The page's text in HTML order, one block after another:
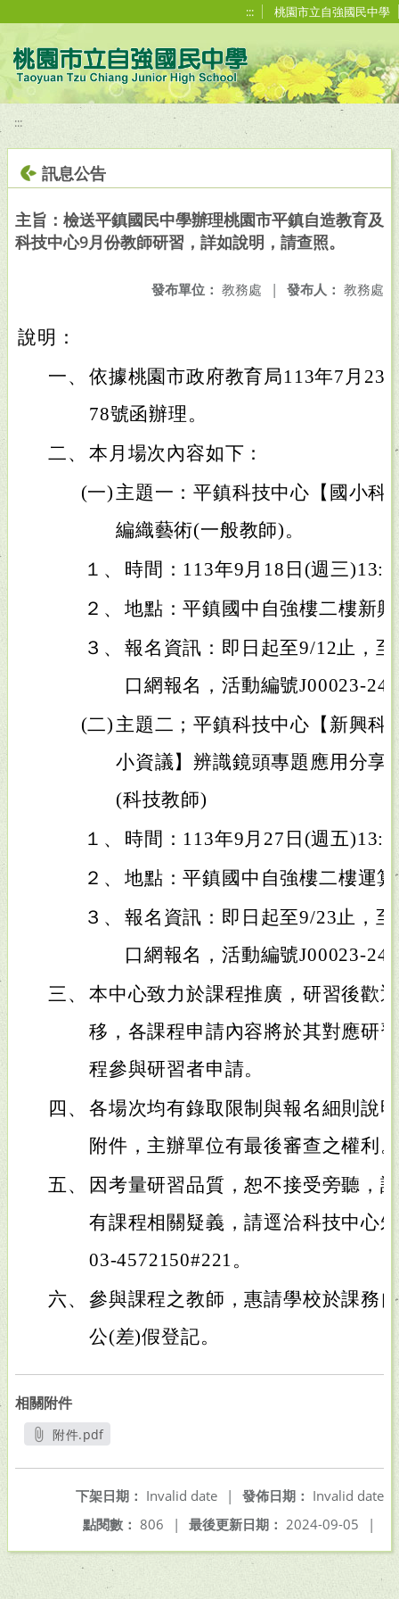
::: 桃園市立自強國民中學
:::
訊息公告
主旨：檢送平鎮國民中學辦理桃園市平鎮自造教育及
科技中心9月份教師研習，詳如說明，請查照。
發布人： 教務處
發布單位： 教務處 |
說明：
一、 依據桃園市政府教育局113年7月23
78號函辦理。
二、 本月場次內容如下：
(一) 主題一：平鎮科技中心【國小科
編織藝術(一般教師)。
１、
時間：113年9月18日(週三
２、 地點：平鎮國中自強樓二樓新
３、 報名資訊：即日起至9/12止，
口網報名，活動編號J00023-
(二) 主題二；平鎮科技中心【新興科
小資議】辨識鏡頭專題應用分享
(科技教師)
１、
時間：113年9月27日(週五
２、 地點：平鎮國中自強樓二樓運
３、 報名資訊：即日起至9/23止，
口網報名，活動編號J00023-
三、 本中心致力於課程推廣，研習後歡
移，各課程申請內容將於其對應研
程參與研習者申請。
四、 各場次均有錄取限制與報名細則說
附件，主辦單位有最後審查之權利。
五、
因考量研習品質，恕不接受旁聽，
有課程相關疑義，請逕洽科技中心
03-4572150#221。
六、 參與課程之教師，惠請學校於課務
公(差)假登記。
相關附件
附件.pdf
發佈日期： Invalid date
下架日期： Invalid date
|
最後更新日期： 2024-09-05 |
點閱數： 806 |